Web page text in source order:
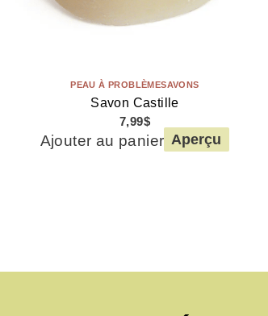
PEAU À PROBLÈMESAVONS
Savon Castille
7,99$
Ajouter au panier Aperçu